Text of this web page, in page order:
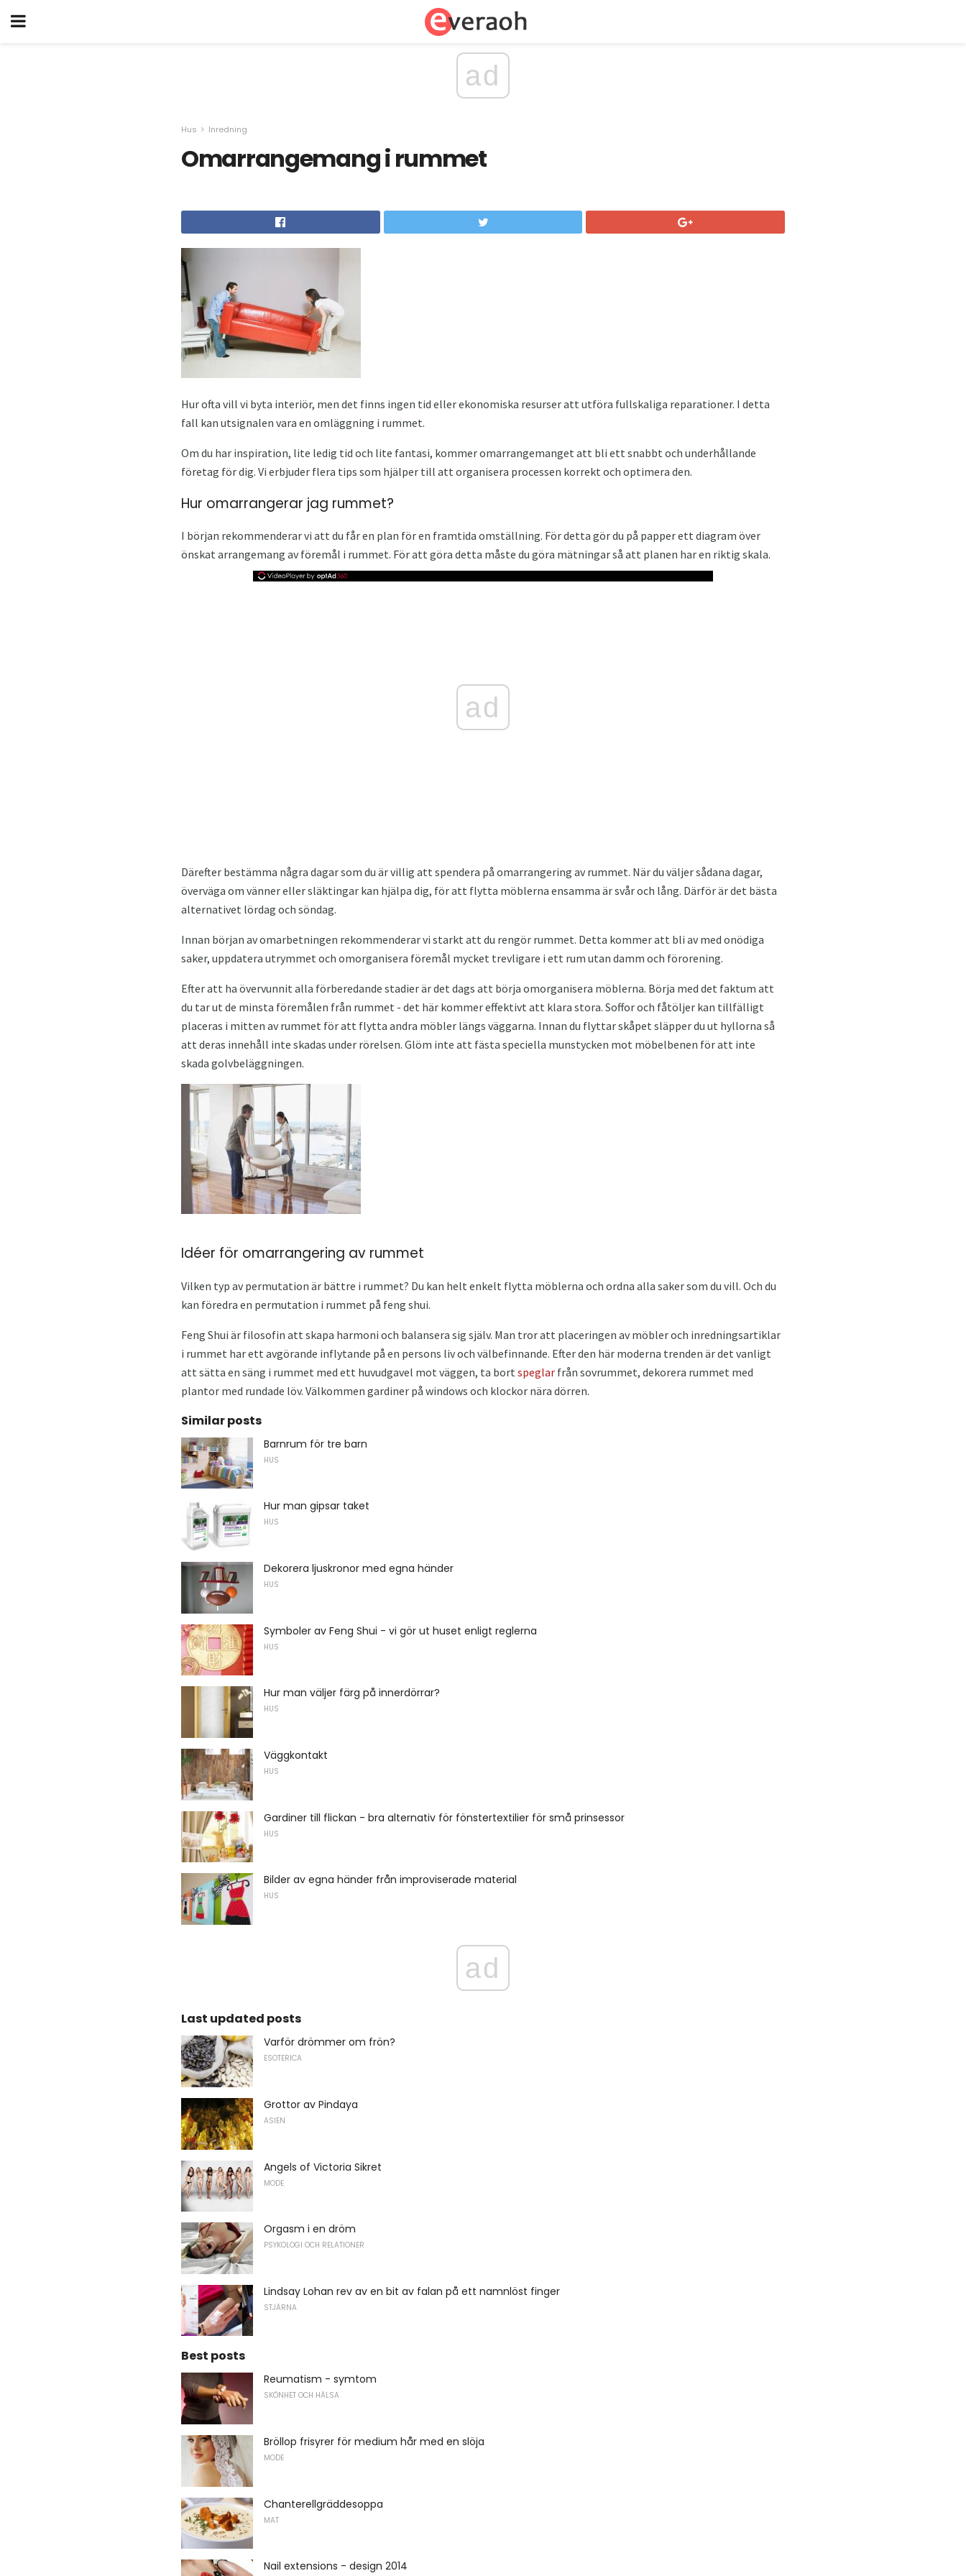
ad
Hus Inredning
Omarrangemang i rummet
Hur ofta vill vi byta interiör, men det finns ingen tid eller ekonomiska resurser att utföra fullskaliga reparationer. I detta
fall kan utsignalen vara en omläggning i rummet.
Om du har inspiration, lite ledig tid och lite fantasi, kommer omarrangemanget att bli ett snabbt och underhållande
företag för dig. Vi erbjuder flera tips som hjälper till att organisera processen korrekt och optimera den.
Hur omarrangerar jag rummet?
I början rekommenderar vi att du får en plan för en framtida omställning. För detta gör du på papper ett diagram över
önskat arrangemang av föremål i rummet. För att göra detta måste du göra mätningar så att planen har en riktig skala.
ad
Därefter bestämma några dagar som du är villig att spendera på omarrangering av rummet. När du väljer sådana dagar,
överväga om vänner eller släktingar kan hjälpa dig, för att flytta möblerna ensamma är svår och lång. Därför är det bästa
alternativet lördag och söndag.
Innan början av omarbetningen rekommenderar vi starkt att du rengör rummet. Detta kommer att bli av med onödiga
saker, uppdatera utrymmet och omorganisera föremål mycket trevligare i ett rum utan damm och förorening.
Efter att ha övervunnit alla förberedande stadier är det dags att börja omorganisera möblerna. Börja med det faktum att
du tar ut de minsta föremålen från rummet - det här kommer effektivt att klara stora. Soffor och fåtöljer kan tillfälligt
placeras i mitten av rummet för att flytta andra möbler längs väggarna. Innan du flyttar skåpet släpper du ut hyllorna så
att deras innehåll inte skadas under rörelsen. Glöm inte att fästa speciella munstycken mot möbelbenen för att inte
skada golvbeläggningen.
Idéer för omarrangering av rummet
Vilken typ av permutation är bättre i rummet? Du kan helt enkelt flytta möblerna och ordna alla saker som du vill. Och du
kan föredra en permutation i rummet på feng shui.
Feng Shui är filosofin att skapa harmoni och balansera sig själv. Man tror att placeringen av möbler och inredningsartiklar
i rummet har ett avgörande inflytande på en persons liv och välbefinnande. Efter den här moderna trenden är det vanligt
att sätta en säng i rummet med ett huvudgavel mot väggen, ta bort speglar från sovrummet, dekorera rummet med
plantor med rundade löv. Välkommen gardiner på windows och klockor nära dörren.
Similar posts
Barnrum för tre barn
HUS
Hur man gipsar taket
HUS
Dekorera ljuskronor med egna händer
HUS
Symboler av Feng Shui - vi gör ut huset enligt reglerna
HUS
Hur man väljer färg på innerdörrar?
HUS
Väggkontakt
HUS
Gardiner till flickan - bra alternativ för fönstertextilier för små prinsessor
HUS
Bilder av egna händer från improviserade material
HUS
ad
Last updated posts
Varför drömmer om frön?
ESOTERICA
Grottor av Pindaya
ASIEN
Angels of Victoria Sikret
MODE
Orgasm i en dröm
PSYKOLOGI OCH RELATIONER
Lindsay Lohan rev av en bit av falan på ett namnlöst finger
STJÄRNA
Best posts
Reumatism - symtom
SKÖNHET OCH HÄLSA
Bröllop frisyrer för medium hår med en slöja
MODE
Chanterellgräddesoppa
MAT
Nail extensions - design 2014